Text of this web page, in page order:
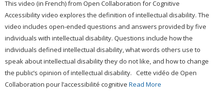
This video (in French) from Open Collaboration for Cognitive
Accessibility video explores the definition of intellectual disability. The
video includes open-ended questions and answers provided by five
individuals with intellectual disability. Questions include how the
individuals defined intellectual disability, what words others use to
speak about intellectual disability they do not like, and how to change
the public’s opinion of intellectual disability. Cette vidéo de Open
Collaboration pour l’accessibilité cognitive Read More